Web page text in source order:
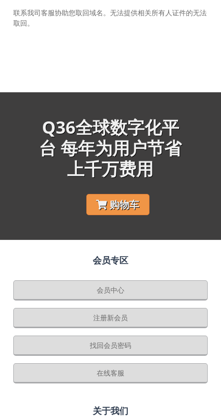
联系我司客服协助您取回域名。无法提供相关所有人证件的无法
取回。
Q36全球数字化平
台 每年为用户节省
上千万费用
购物车
会员专区
会员中心
注册新会员
找回会员密码
在线客服
关于我们